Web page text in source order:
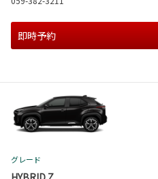
即時予約
グレード